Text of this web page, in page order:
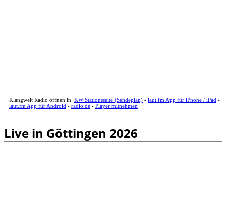
Klangwelt Radio öffnen in: KW Stationsseite (Sendeplan) - laut.fm App für iPhone / iPad -
laut.fm App für Android - radio.de - Player mitnehmen
Live in Göttingen 2026